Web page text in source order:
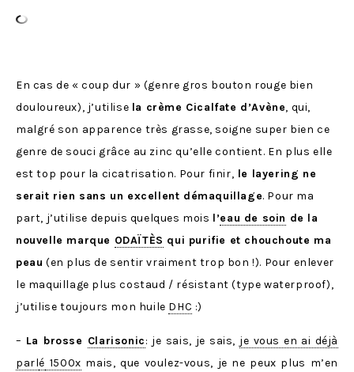
En cas de « coup dur » (genre gros bouton rouge bien
douloureux), j’utilise la crème Cicalfate d’Avène, qui,
malgré son apparence très grasse, soigne super bien ce
genre de souci grâce au zinc qu’elle contient. En plus elle
est top pour la cicatrisation. Pour finir, le layering ne
serait rien sans un excellent démaquillage. Pour ma
part, j’utilise depuis quelques mois l’eau de soin de la
nouvelle marque ODAÏTÈS qui purifie et chouchoute ma
peau (en plus de sentir vraiment trop bon !). Pour enlever
le maquillage plus costaud / résistant (type waterproof),
j’utilise toujours mon huile DHC :)
– La brosse Clarisonic: je sais, je sais, je vous en ai déjà
parlé 1500x mais, que voulez-vous, je ne peux plus m’en